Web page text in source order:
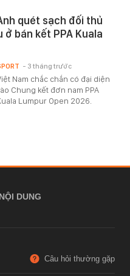
quét sạch đối thủ
bán kết PPA Kuala
Nam chắc chắn có đại diện
Chung kết đơn nam PPA
Lumpur Open 2026.
- 3 tháng trước
DUNG
Câu hỏi thường gặp